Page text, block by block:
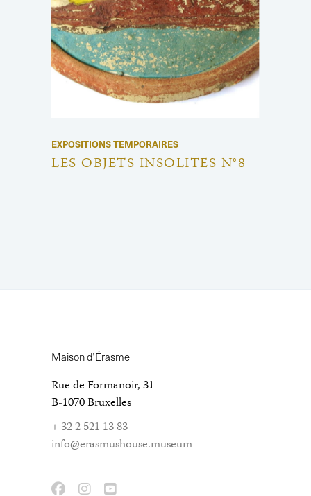
EXPOSITIONS TEMPORAIRES
LES OBJETS INSOLITES N°8
Maison d’Érasme
Rue de Formanoir, 31
B-1070 Bruxelles
+ 32 2 521 13 83
info@erasmushouse.museum